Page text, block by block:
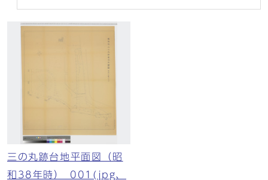
三の丸跡台地平面図（昭
和38年時）_001(jpg、